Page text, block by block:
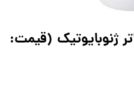
ژنوبایوتیک (قیمت: